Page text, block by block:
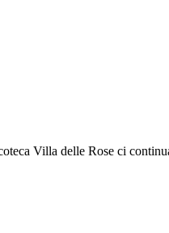
Villa delle Rose ci